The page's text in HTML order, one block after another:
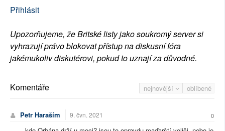
Přihlásit
Upozorňujeme, že Britské listy jako soukromý server si
vyhrazují právo blokovat přístup na diskusní fóra
jakémukoliv diskutérovi, pokud to uznají za důvodné.
nejnovější oblíbené
Komentáře
Petr Haraším 9. čvn. 2021 0